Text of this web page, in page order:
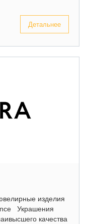
Детальнее
изделия
Украшения
качества